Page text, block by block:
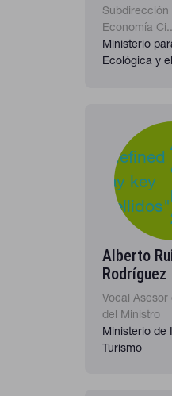
Subdirección
Economía
Ministerio
Ecológica y
Undefined
array key
"apellidos"
Alberto
Rodríguez
Vocal Asesor
del Ministro
Ministerio de
Turismo